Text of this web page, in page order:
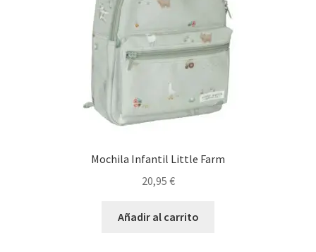
Mochila Infantil Little Farm
20,95 €
Añadir al carrito